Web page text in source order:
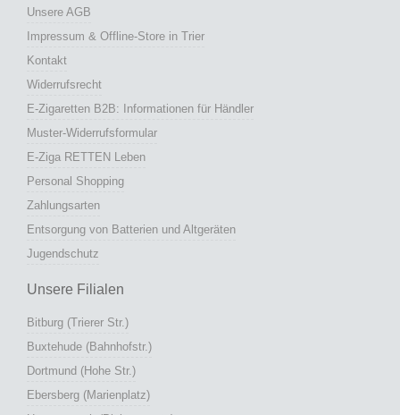
Unsere AGB
Impressum & Offline-Store in Trier
Kontakt
Widerrufsrecht
E-Zigaretten B2B: Informationen für Händler
Muster-Widerrufsformular
E-Ziga RETTEN Leben
Personal Shopping
Zahlungsarten
Entsorgung von Batterien und Altgeräten
Jugendschutz
Unsere Filialen
Bitburg (Trierer Str.)
Buxtehude (Bahnhofstr.)
Dortmund (Hohe Str.)
Ebersberg (Marienplatz)